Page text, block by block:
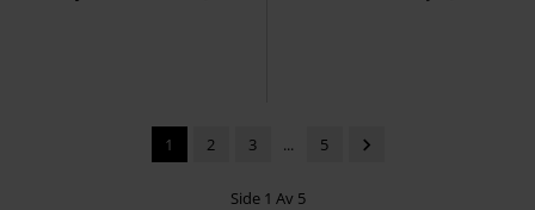
1 2 3 ... 5
Side 1 Av 5